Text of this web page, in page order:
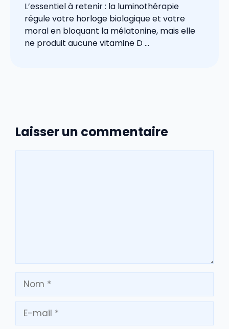
L’essentiel à retenir : la luminothérapie
régule votre horloge biologique et votre
moral en bloquant la mélatonine, mais elle
ne produit aucune vitamine D ...
Laisser un commentaire
Nom
mail